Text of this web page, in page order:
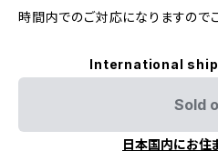
時間内でのご対応になりますので
International
Sold
日本国内にお住